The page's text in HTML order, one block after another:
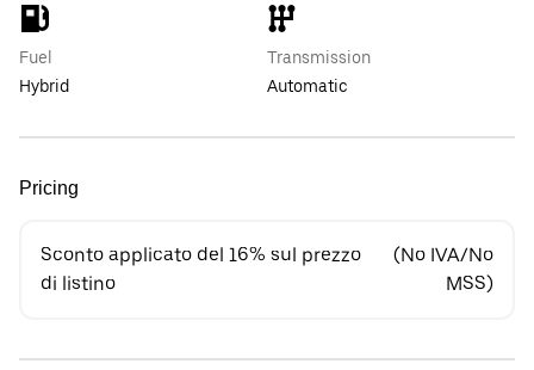
Fuel
Hybrid
Transmission
Automatic
Pricing
Sconto applicato del 16% sul prezzo
di listino
(No IVA/No
MSS)